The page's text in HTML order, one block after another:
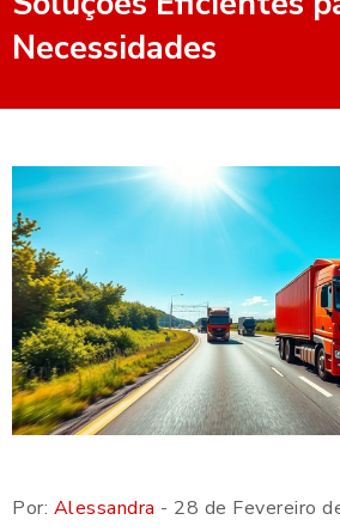
Necessidades
Por: Alessandra - 28 de Fevereiro